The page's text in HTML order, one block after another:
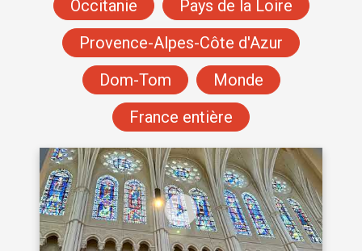
Occitanie
Pays de la Loire
Provence-Alpes-Côte d'Azur
Dom-Tom
Monde
France entière